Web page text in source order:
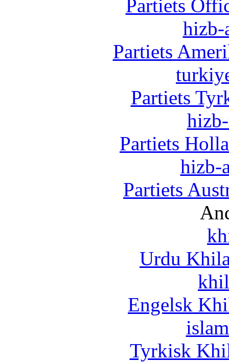
Partiets
hizb-
Partiets
Partiets
Partiets
hizb-
Partiets
Urdu
Engelsk
Tyrkisk